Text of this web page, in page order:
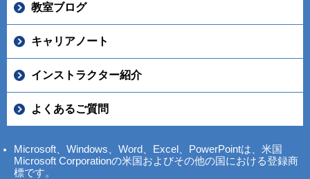
教室ブログ
キャリアノート
インストラクター紹介
よくあるご質問
Microsoft、Windows、Word、Excel、PowerPointは、米国
Microsoft Corporationの米国およびその他の国における登録商
標です。